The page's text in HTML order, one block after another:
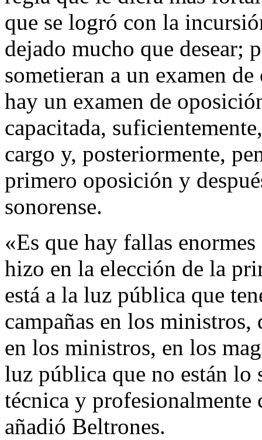
que se logró con la
dejado mucho que desear;
sometieran a un examen
hay un examen de
capacitada,
cargo y, posteriormente,
primero oposición y
sonorense.
«Es que hay fallas
hizo en la elección de la
está a la luz pública que
campañas en los
en los ministros, en los
luz pública que no están
técnica y profesionalmente
añadió Beltrones.